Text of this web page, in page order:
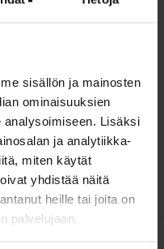
sisällön ja mainosten
ominaisuuksien
Lisäksi
ja analytiikka-
miten käytät
yhdistää näitä
heille tai joita on
palvelujaan.
lataussähkön?
korjaushankkeessa
korjaushankkeessa?